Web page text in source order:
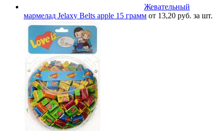
Жевательный
мармелад Jelaxy Belts apple 15 грамм от 13,20 руб. за шт.